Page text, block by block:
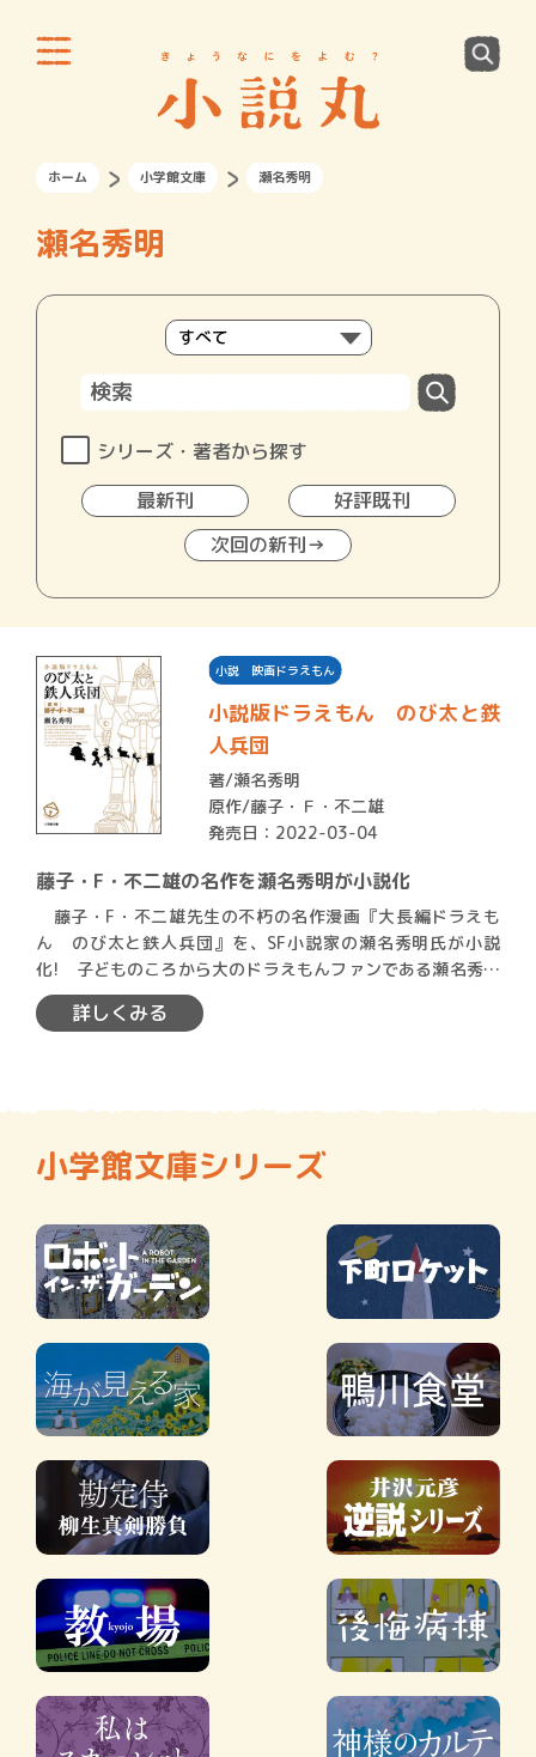
ホーム 小学館文庫 瀬名秀明
瀬名秀明
シリーズ・著者から探す
最新刊
好評既刊
次回の新刊→
小説 映画ドラえもん
小説版ドラえもん のび太と鉄
人兵団
著/瀬名秀明
原作/藤子・Ｆ・不二雄
発売日：2022-03-04
藤子・F・不二雄の名作を瀬名秀明が小説化
藤子・F・不二雄先生の不朽の名作漫画『大長編ドラえも
ん のび太と鉄人兵団』を、SF小説家の瀬名秀明氏が小説
化! 子どものころから大のドラえもんファンである瀬名秀明
が描く…
詳しくみる
小学館文庫シリーズ